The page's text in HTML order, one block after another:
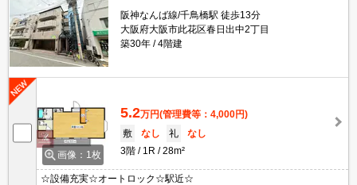
阪神なんば線/千鳥橋駅 徒歩13分
大阪府大阪市此花区春日出中2丁目
築30年
4階建
画像：1枚
5.2万円(管理費等：4,000円)
敷
なし 礼
なし
3階
1R 28m²
☆設備充実☆オートロック☆駅近☆